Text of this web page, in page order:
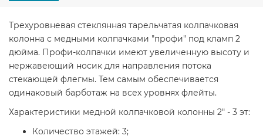
Трехуровневая стеклянная тарельчатая колпачковая
колонна с медными колпачками "профи" под кламп 2
дюйма. Профи-колпачки имеют увеличенную высоту и
нержавеющий носик для направления потока
стекающей флегмы. Тем самым обеспечивается
одинаковый барботаж на всех уровнях флейты.
Характеристики медной колпачковой колонны 2" - 3 эт:
Количество этажей: 3;